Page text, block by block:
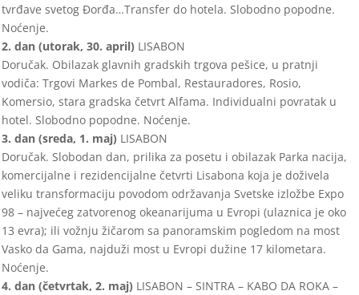
tvrđave svetog Đorđa…Transfer do hotela. Slobodno popodne.
Noćenje.
2. dan (utorak, 30. april) LISABON
Doručak. Obilazak glavnih gradskih trgova pešice, u pratnji
vodiča: Trgovi Markes de Pombal, Restauradores, Rosio,
Komersio, stara gradska četvrt Alfama. Individualni povratak u
hotel. Slobodno popodne. Noćenje.
3. dan (sreda, 1. maj) LISABON
Doručak. Slobodan dan, prilika za posetu i obilazak Parka nacija,
komercijalne i rezidencijalne četvrti Lisabona koja je doživela
veliku transformaciju povodom održavanja Svetske izložbe Expo
98 – najvećeg zatvorenog okeanarijuma u Evropi (ulaznica je oko
13 evra); ili vožnju žičarom sa panoramskim pogledom na most
Vasko da Gama, najduži most u Evropi dužine 17 kilometara.
Noćenje.
4. dan (četvrtak, 2. maj) LISABON – SINTRA – KABO DA ROKA –